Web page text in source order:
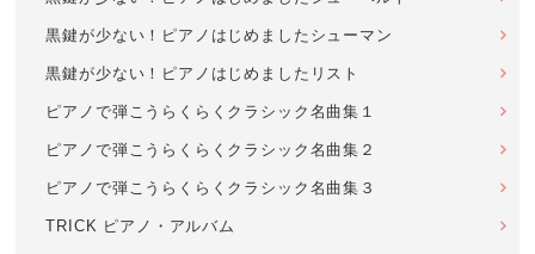
黒鍵が少ない！ピアノはじめましたシューマン
黒鍵が少ない！ピアノはじめましたリスト
ピアノで弾こうらくらくクラシック名曲集１
ピアノで弾こうらくらくクラシック名曲集２
ピアノで弾こうらくらくクラシック名曲集３
TRICK ピアノ・アルバム